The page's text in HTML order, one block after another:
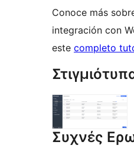
Conoce más
integración con
este completo
Συχνές